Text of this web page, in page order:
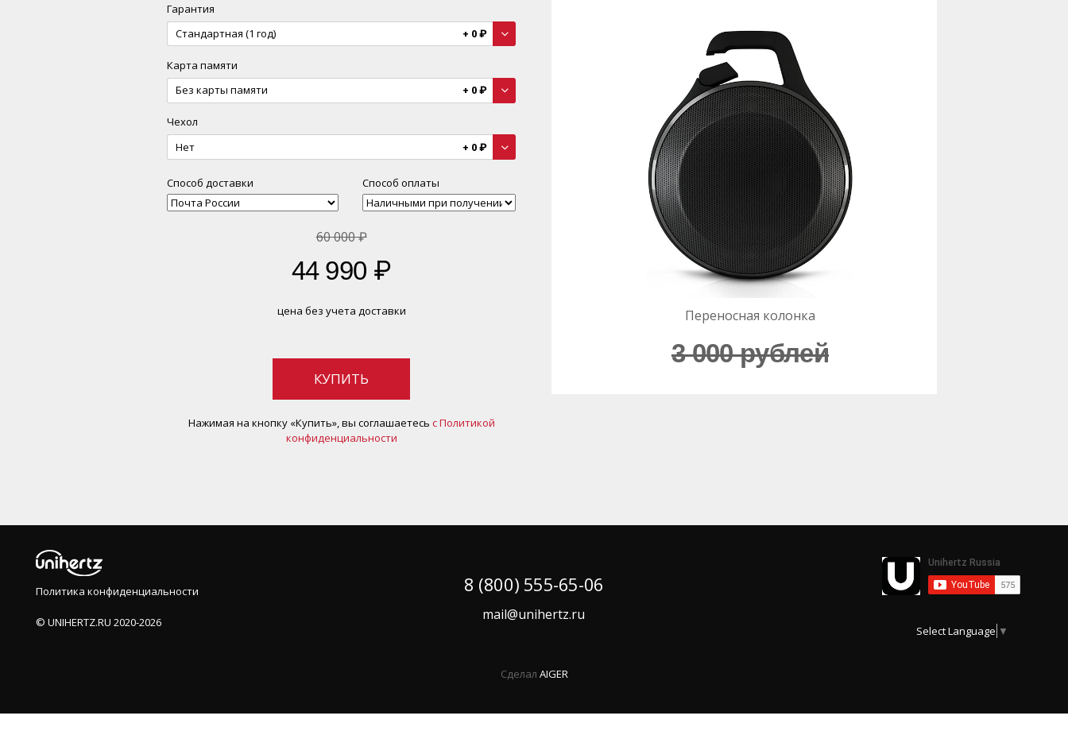
Гарантия
Стандартная (1 год)
+ 0₽
Карта памяти
Без карты памяти
+ 0₽
Чехол
Нет
+ 0₽
Способ доставки Способ оплаты
60 000₽
44 990 ₽
цена без учета доставки
КУПИТЬ
Нажимая на кнопку «Купить», вы соглашаетесь c Политикой
конфиденциальности
Переносная колонка
3 000 рублей
Политика конфиденциальности
©️ UNIHERTZ.RU 2020-2026
8 (800) 555-65-06
mail@unihertz.ru
Select Language ▼
Сделал AIGER